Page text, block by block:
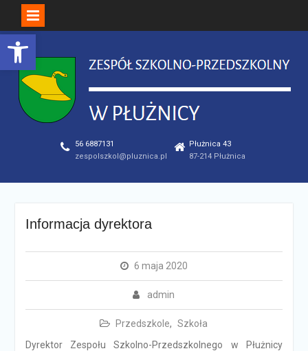
Open toolbar
Skip
to
content
56 6887131
zespolszkol@pluznica.pl
Płużnica 43
87-214 Płużnica
Informacja dyrektora
6 maja 2020
admin
Przedszkole, Szkoła
Dyrektor Zespołu Szkolno-Przedszkolnego w Płużnicy